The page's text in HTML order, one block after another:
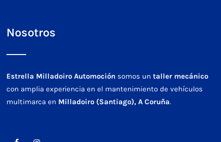
Nosotros
Estrella Milladoiro Automoción somos untaller mecánico
con amplia experiencia en el mantenimiento de vehículos
multimarca en Milladoiro (Santiago), A Coruña.